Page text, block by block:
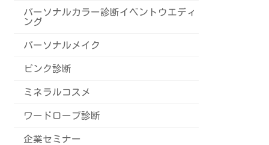
パーソナルカラー診断イベントウエディ
ング
パーソナルメイク
ピンク診断
ミネラルコスメ
ワードローブ診断
企業セミナー